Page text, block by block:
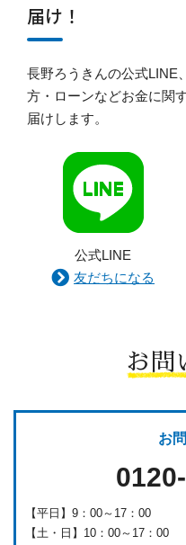
届け！
長野ろうきんの公式LINE
方・ローンなどお金に関
届けします。
公式LINE
友だちになる
お問
お
【平日】9：00～17：00
【土・日】10：00～17：00